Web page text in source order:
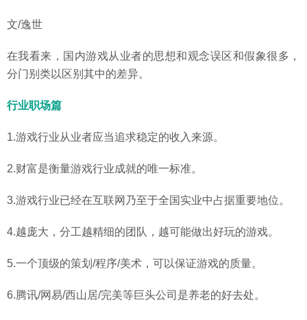
文/逸世
在我看来，国内游戏从业者的思想和观念误区和假象很多，
分门别类以区别其中的差异。
行业职场篇
1.游戏行业从业者应当追求稳定的收入来源。
2.财富是衡量游戏行业成就的唯一标准。
3.游戏行业已经在互联网乃至于全国实业中占据重要地位。
4.越庞大，分工越精细的团队，越可能做出好玩的游戏。
5.一个顶级的策划/程序/美术，可以保证游戏的质量。
6.腾讯/网易/西山居/完美等巨头公司是养老的好去处。